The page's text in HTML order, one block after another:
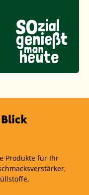
Produkte für Ihr